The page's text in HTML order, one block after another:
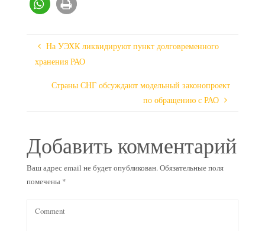
На УЭХК ликвидируют пункт долговременного
хранения РАО
Страны СНГ обсуждают модельный законопроект
по обращению с РАО
Добавить комментарий
Ваш адрес email не будет опубликован.Обязательные поля
помечены *